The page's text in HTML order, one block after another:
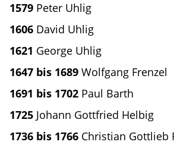
1579Peter Uhlig
1606David Uhlig
1621 George Uhlig
1647 bis 1689Wolfgang Frenzel
1691 bis 1702Paul Barth
1725Johann Gottfried Helbig
1736 bis 1766Christian Gottlieb